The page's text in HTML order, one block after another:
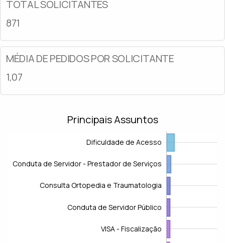
TOTAL SOLICITANTES
871
MÉDIA DE PEDIDOS POR SOLICITANTE
1,07
Principais Assuntos
Dificuldade de Acesso
Conduta de Servidor - Prestador de Serviços
Consulta Ortopedia e Traumatologia
Conduta de Servidor Público
VISA - Fiscalização